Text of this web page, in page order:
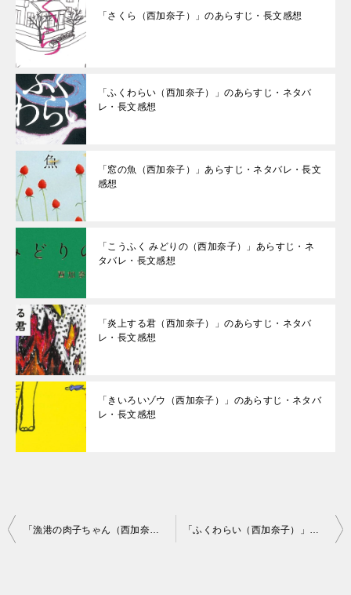
「さくら（西加奈子）」のあらすじ・長文感想
「ふくわらい（西加奈子）」のあらすじ・ネタバ
レ・長文感想
「窓の魚（西加奈子）」あらすじ・ネタバレ・長文
感想
「こうふく みどりの（西加奈子）」あらすじ・ネ
タバレ・長文感想
「炎上する君（西加奈子）」のあらすじ・ネタバ
レ・長文感想
「きいろいゾウ（西加奈子）」のあらすじ・ネタバ
レ・長文感想
投
「漁港の肉子ちゃん（西加奈子）」のあらすじ・ネタバレ・長文感想 「ふくわらい（西加奈子）」のあらすじ・ネタバレ・長文感想